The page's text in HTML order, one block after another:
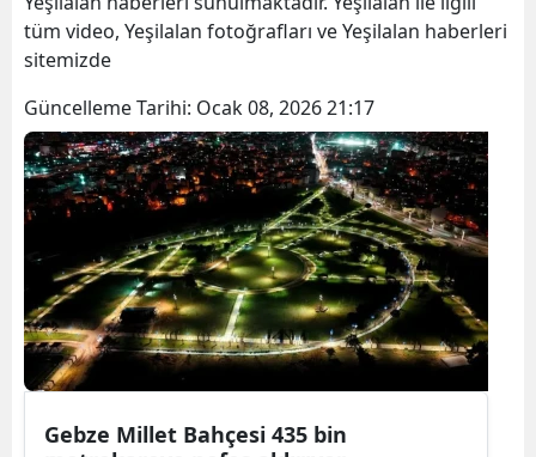
tüm video, Yeşilalan fotoğrafları ve Yeşilalan haberleri
sitemizde
Güncelleme Tarihi: Ocak 08, 2026 21:17
Gebze Millet Bahçesi 435 bin